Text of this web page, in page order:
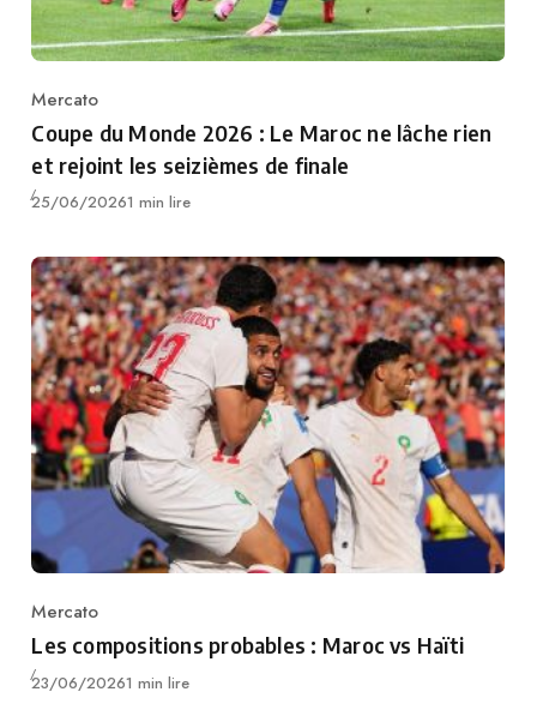
Category
Mercato
Coupe du Monde 2026 : Le Maroc ne lâche rien
et rejoint les seizièmes de finale
Publié
25/06/20261 min lire
Category
Mercato
Les compositions probables : Maroc vs Haïti
Publié
23/06/20261 min lire